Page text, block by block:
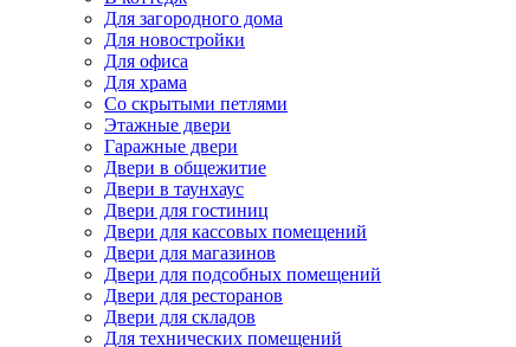
Для загородного дома
Для новостройки
Для офиса
Для храма
Со скрытыми петлями
Этажные двери
Гаражные двери
Двери в общежитие
Двери в таунхаус
Двери для гостиниц
Двери для кассовых помещений
Двери для магазинов
Двери для подсобных помещений
Двери для ресторанов
Двери для складов
Для технических помещений